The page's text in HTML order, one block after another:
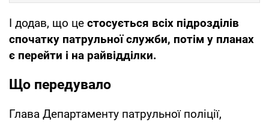
І додав, що це стосується всіх підрозділів
спочатку патрульної служби, потім у планах
є перейти і на райвідділки.
Що передувало
Глава Департаменту патрульної поліції,